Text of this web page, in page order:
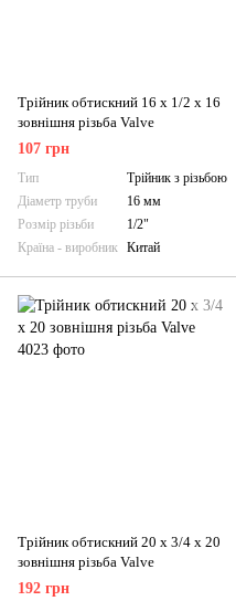
Трійник обтискний 16 х 1/2 х 16
зовнішня різьба Valve
107 грн
Тип
Трійник з різьбою
Діаметр труби
16 мм
Розмір різьби
1/2"
Країна - виробник Китай
Трійник обтискний 20 х 3/4 х 20
зовнішня різьба Valve
192 грн